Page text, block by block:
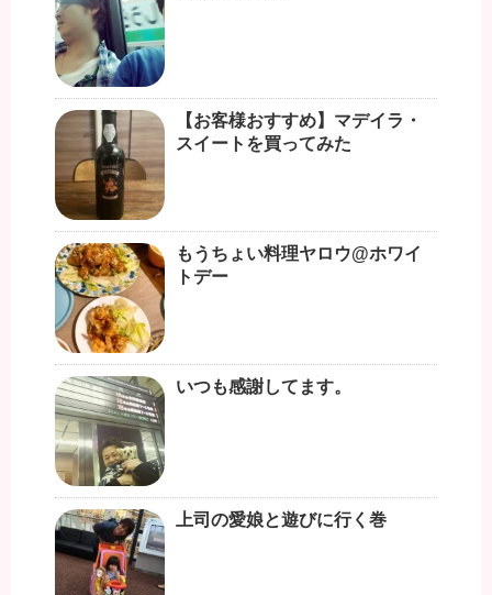
【お客様おすすめ】マデイラ・
スイートを買ってみた
もうちょい料理ヤロウ@ホワイ
トデー
いつも感謝してます。
上司の愛娘と遊びに行く巻